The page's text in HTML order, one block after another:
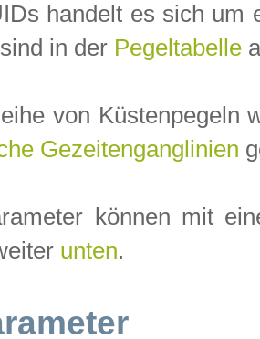
handelt es sich um
in der Pegeltabelle
von Küstenpegeln
Gezeitenganglinien
können mit
unten.